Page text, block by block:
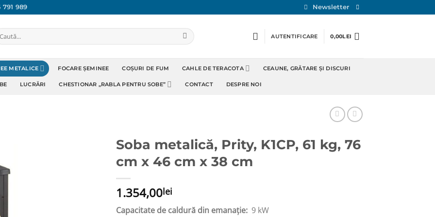
989 Newsletter
AUTENTIFICARE 0,00LEI
METALICE FOCARE ȘEMINEE COȘURI DE FUM CAHLE DE TERACOTA CEAUNE, GRĂTARE ȘI DISCURI
LUCRĂRI CHESTIONAR „RABLA PENTRU SOBE” CONTACT DESPRE NOI
Soba metalică, Prity, K1CP, 61 kg, 76
cm x 46 cm x 38 cm
1.354,00lei
Capacitate de caldură din emanație: 9 kW